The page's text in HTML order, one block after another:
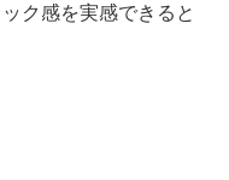
ク感を実感できると